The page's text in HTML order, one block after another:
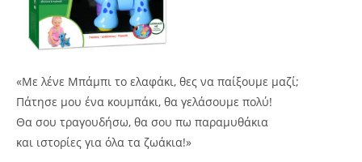
«Με λένε Μπάμπι το ελαφάκι, θες να παίξουμε μαζί;
Πάτησε μου ένα κουμπάκι, θα γελάσουμε πολύ!
Θα σου τραγουδήσω, θα σου πω παραμυθάκια
και ιστορίες για όλα τα ζωάκια!»